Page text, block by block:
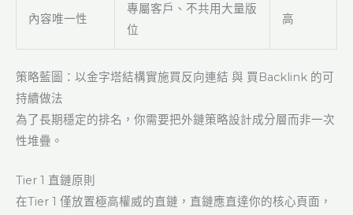
內容唯一性
專屬客戶、不共用大量版
位
高
策略藍圖：以金字塔結構實施買反向連結 與 買Backlink 的可
持續做法
為了長期穩定的排名，你需要把外鏈策略設計成分層而非一次
性堆疊。
Tier 1 直鏈原則
在Tier 1 僅放置極高權威的直鏈，直鏈應直達你的核心頁面，